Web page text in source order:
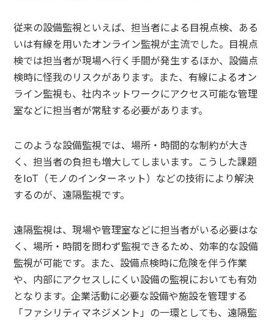
従来の設備監視といえば、担当者による目視点検、ある
いは有線を用いたオンライン監視が主流でした。目視点
検では担当者が現場へ行く手間が発生するほか、設備点
検時に怪我のリスクがあります。また、有線によるオン
ライン監視も、社内ネットワークにアクセス可能な管理
室などに担当者が常駐する必要があります。
このような設備監視では、場所・時間的な制約が大き
く、担当者の負担も増大してしまいます。こうした課題
をIoT（モノのインターネット）などの技術により解決
するのが、遠隔監視です。
遠隔監視は、現場や管理室などに担当者がいる必要はな
く、場所・時間を問わず監視できるため、効率的な設備
監視が可能です。また、設備点検時に危険を伴う作業
や、内部にアクセスしにくい設備の監視においても有効
となります。企業活動に必要な設備や施設を管理する
「ファシリティマネジメント」の一環としても、遠隔監